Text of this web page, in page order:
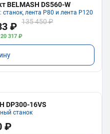
BELMASH DS560-W
станок, лента P80 и лента P120
₽ 135 450 ₽
317 ₽
DP300-16VS
станок
₽